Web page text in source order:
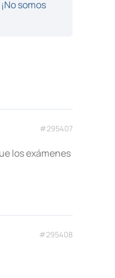
somos
#295407
los exámenes
#295408